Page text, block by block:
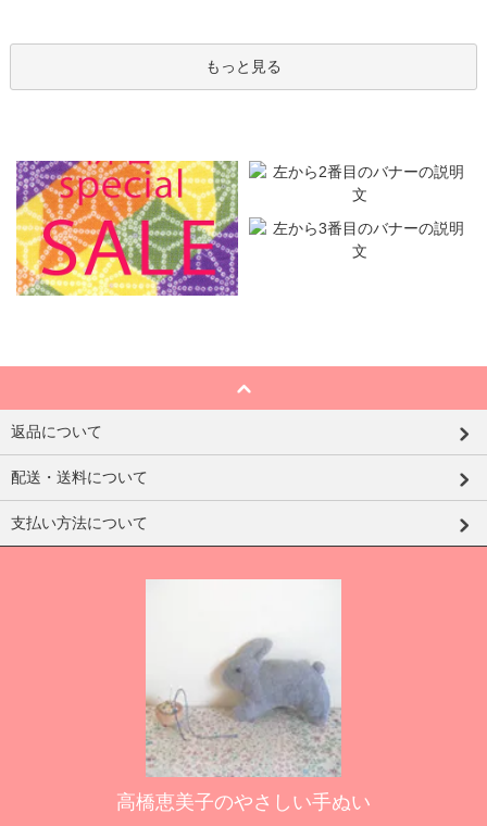
もっと見る
返品について
配送・送料について
支払い方法について
高橋恵美子のやさしい手ぬい